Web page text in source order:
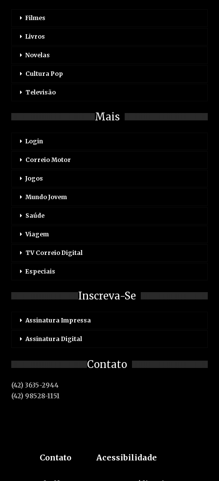
Filmes
Livros
Novelas
Cultura Pop
Televisão
Mais
Login
Correio Motor
Jogos
Mundo Jovem
Saúde
Viagem
TV Correio Digital
Especiais
Inscreva-Se
Assinatura Impressa
Assinatura Digital
Contato
(42) 3635-2944
(42) 98528-1151
Contato Acessibilidade